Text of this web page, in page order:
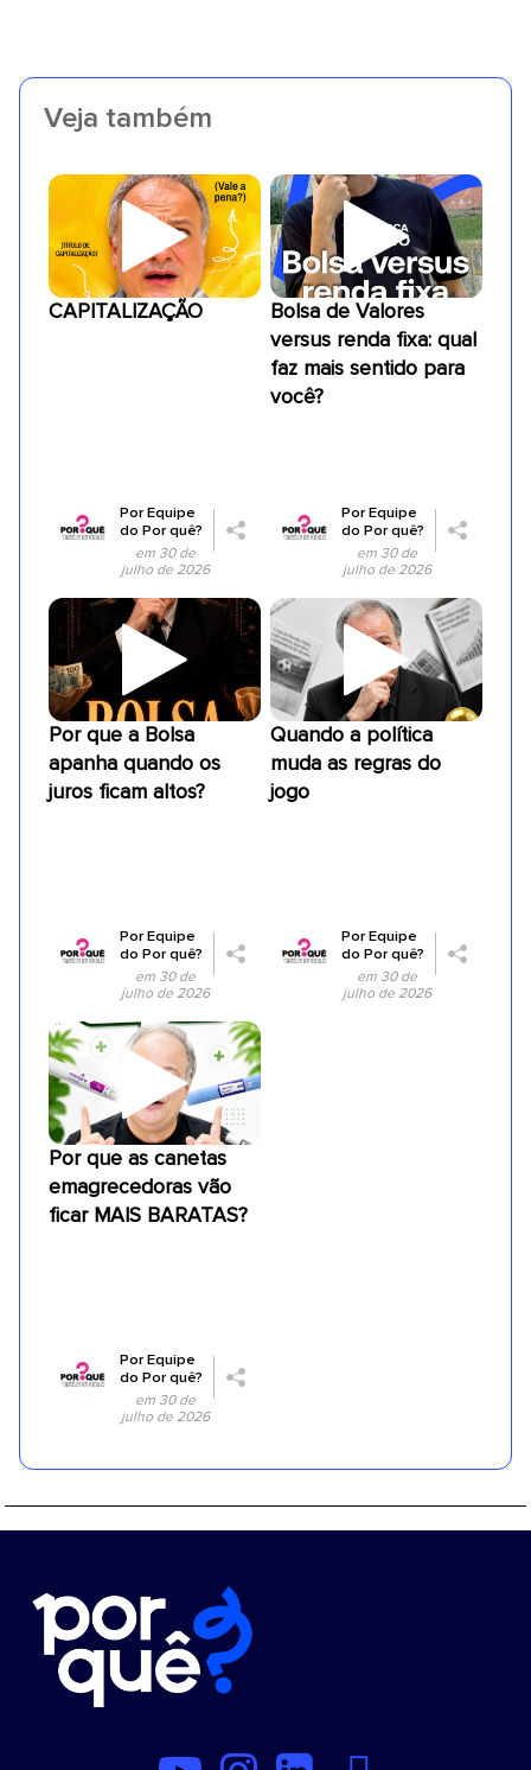
Veja também
CAPITALIZAÇÃO
PorEquipe
do Por quê?
em 30 de
julho de 2026
Bolsa de Valores
versus renda fixa: qual
faz mais sentido para
você?
PorEquipe
do Por quê?
em 30 de
julho de 2026
Por que a Bolsa
apanha quando os
juros ficam altos?
PorEquipe
do Por quê?
em 30 de
julho de 2026
Quando a política
muda as regras do
jogo
PorEquipe
do Por quê?
em 30 de
julho de 2026
Por que as canetas
emagrecedoras vão
ficar MAIS BARATAS?
PorEquipe
do Por quê?
em 30 de
julho de 2026